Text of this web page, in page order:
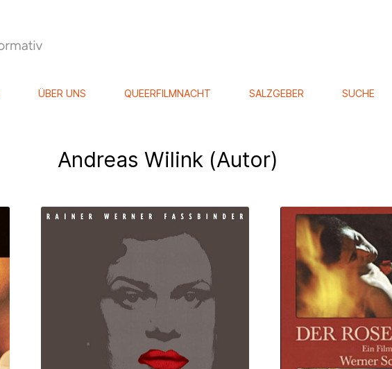
ÜBER UNS QUEERFILMNACHT SALZGEBER SUCHE
Andreas Wilink (Autor)